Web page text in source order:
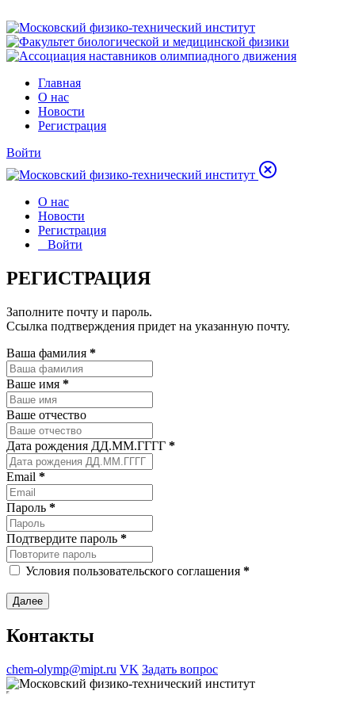
Главная
О нас
Новости
Регистрация
Войти
О нас
Новости
Регистрация
Войти
РЕГИСТРАЦИЯ
Заполните почту и пароль.
Ссылка подтверждения придет на указанную почту.
Ваша фамилия *
Ваше имя *
Ваше отчество
Дата рождения ДД.ММ.ГГГГ *
Email *
Пароль *
Подтвердите пароль *
Условия пользовательского соглашения *
Далее
Контакты
chem-olymp@mipt.ru VK Задать вопрос